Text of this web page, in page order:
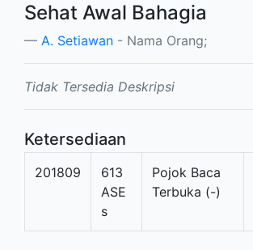
Sehat Awal Bahagia
A. Setiawan - Nama Orang;
Tidak Tersedia Deskripsi
Ketersediaan
201809
613
ASE
s
Pojok Baca
Terbuka (-)